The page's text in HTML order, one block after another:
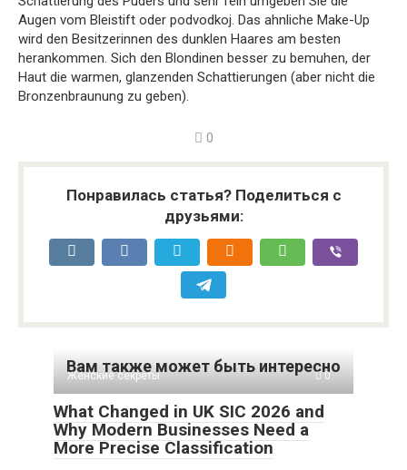
Augen vom Bleistift oder podvodkoj. Das ahnliche Make-Up
wird den Besitzerinnen des dunklen Haares am besten
herankommen. Sich den Blondinen besser zu bemuhen, der
Haut die warmen, glanzenden Schattierungen (aber nicht die
Bronzenbraunung zu geben).
0
Понравилась статья? Поделиться с
друзьями:
Вам также может быть интересно
Женские секреты 0
What Changed in UK SIC 2026 and
Why Modern Businesses Need a
More Precise Classification